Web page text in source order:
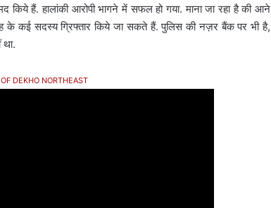
हैं. हालांकी आरोपी भागने में सफल हो गया. माना जा रहा है की आने
के कई सदस्य ग्रिफ्तार किये जा सकते हैं. पुलिस की नज़र बैंक पर भी है,
था.
DEKHO NORTHEAST